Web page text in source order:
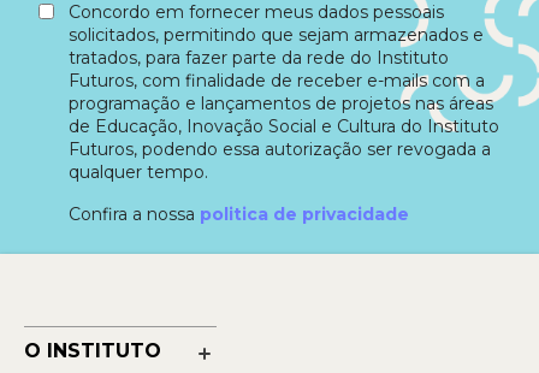
Concordo em fornecer meus dados pessoais
solicitados, permitindo que sejam armazenados e
tratados, para fazer parte da rede do Instituto
Futuros, com finalidade de receber e-mails com a
programação e lançamentos de projetos nas áreas
de Educação, Inovação Social e Cultura do Instituto
Futuros, podendo essa autorização ser revogada a
qualquer tempo.
Confira a nossa politica de privacidade
O INSTITUTO